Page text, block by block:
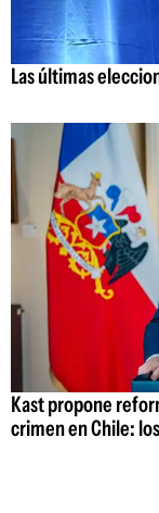
Las últimas
Kast propone
crimen en Chile: